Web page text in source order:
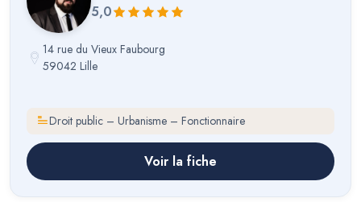
5,0
14 rue du Vieux Faubourg
59042 Lille
Droit public – Urbanisme – Fonctionnaire
Voir la fiche